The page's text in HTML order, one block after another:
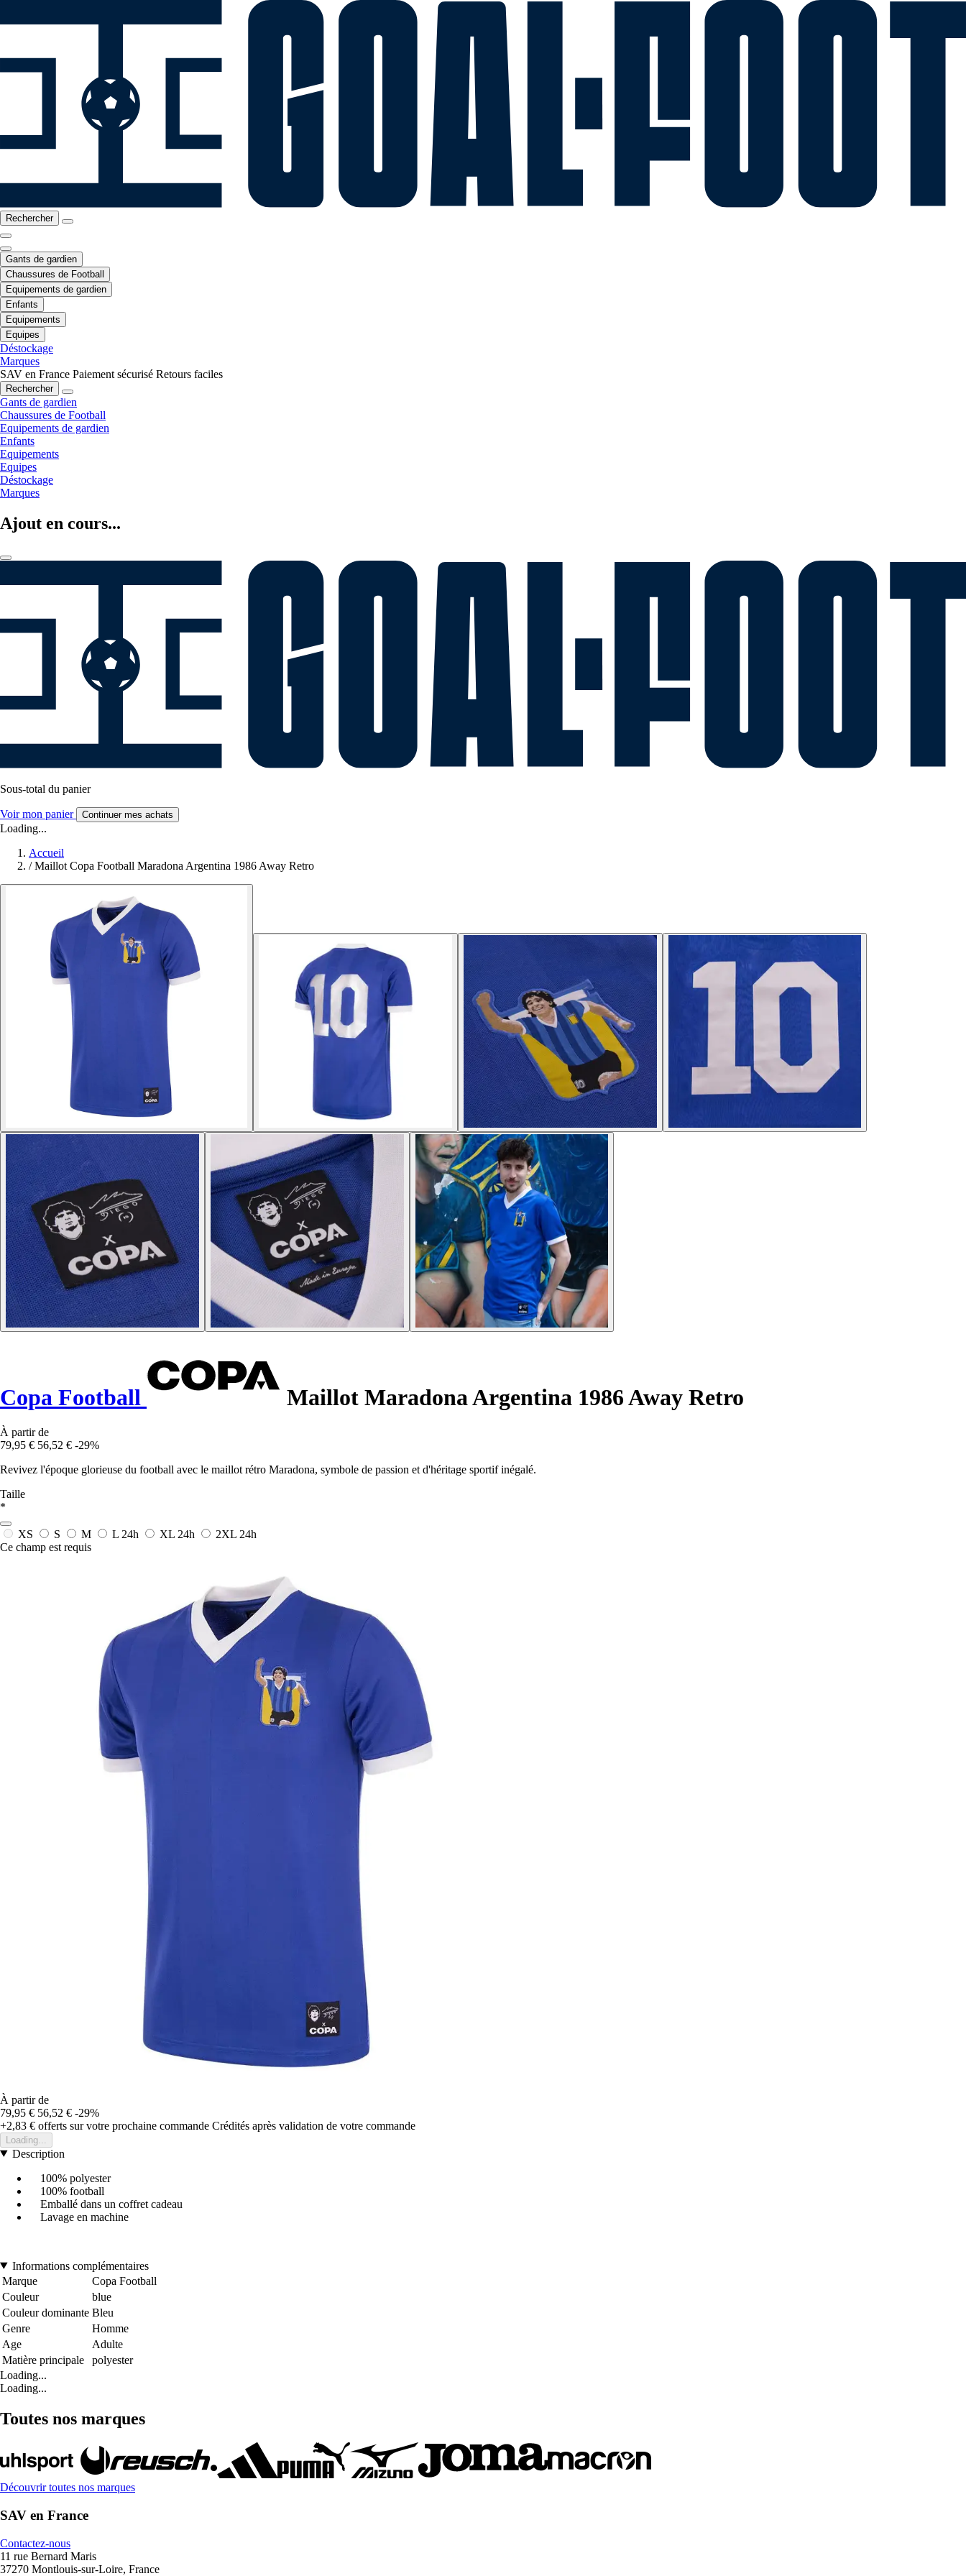
Rechercher
Gants de gardien
Chaussures de Football
Equipements de gardien
Enfants
Equipements
Equipes
Déstockage
Marques
SAV en France Paiement sécurisé Retours faciles
Rechercher
Gants de gardien
Chaussures de Football
Equipements de gardien
Enfants
Equipements
Equipes
Déstockage
Marques
Ajout en cours...
Sous-total du panier
Voir mon panier Continuer mes achats
Loading...
Accueil
/ Maillot Copa Football Maradona Argentina 1986 Away Retro
Copa Football Maillot Maradona Argentina 1986 Away Retro
À partir de
79,95 € 56,52 € -29%
Revivez l'époque glorieuse du football avec le maillot rétro Maradona, symbole de passion et d'héritage sportif inégalé.
Taille
*
XS S M L 24h XL 24h 2XL 24h
Ce champ est requis
À partir de
79,95 € 56,52 € -29%
+2,83 € offerts sur votre prochaine commande Crédités après validation de votre commande
Loading...
Description
100% polyester
100% football
Emballé dans un coffret cadeau
Lavage en machine
Informations complémentaires
Marque
Copa Football
Couleur
blue
Couleur dominante Bleu
Genre
Homme
Age
Adulte
Matière principale
polyester
Loading...
Loading...
Toutes nos marques
Découvrir toutes nos marques
SAV en France
Contactez-nous
11 rue Bernard Maris
37270 Montlouis-sur-Loire, France